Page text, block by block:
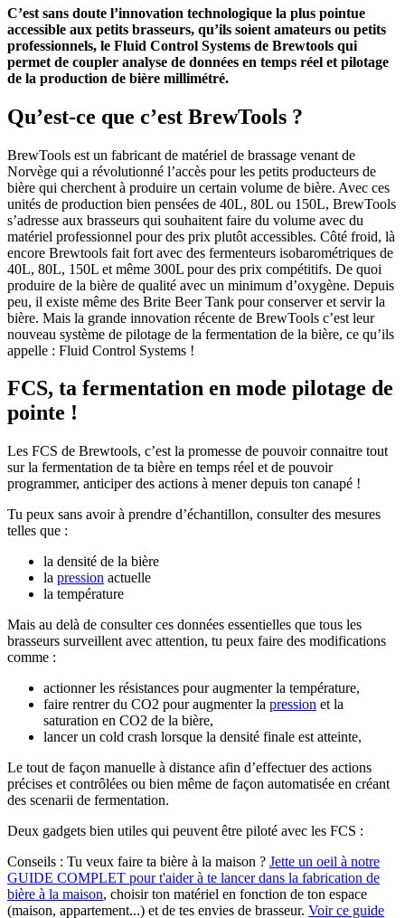
C’est sans doute l’innovation technologique la plus pointue
accessible aux petits brasseurs, qu’ils soient amateurs ou petits
professionnels, le Fluid Control Systems de Brewtools qui
permet de coupler analyse de données en temps réel et pilotage
de la production de bière millimétré.
Qu’est-ce que c’est BrewTools ?
BrewTools est un fabricant de matériel de brassage venant de
Norvège qui a révolutionné l’accès pour les petits producteurs de
bière qui cherchent à produire un certain volume de bière. Avec ces
unités de production bien pensées de 40L, 80L ou 150L, BrewTools
s’adresse aux brasseurs qui souhaitent faire du volume avec du
matériel professionnel pour des prix plutôt accessibles. Côté froid, là
encore Brewtools fait fort avec des fermenteurs isobarométriques de
40L, 80L, 150L et même 300L pour des prix compétitifs. De quoi
produire de la bière de qualité avec un minimum d’oxygène. Depuis
peu, il existe même des Brite Beer Tank pour conserver et servir la
bière. Mais la grande innovation récente de BrewTools c’est leur
nouveau système de pilotage de la fermentation de la bière, ce qu’ils
appelle : Fluid Control Systems !
FCS, ta fermentation en mode pilotage de
pointe !
Les FCS de Brewtools, c’est la promesse de pouvoir connaitre tout
sur la fermentation de ta bière en temps réel et de pouvoir
programmer, anticiper des actions à mener depuis ton canapé !
Tu peux sans avoir à prendre d’échantillon, consulter des mesures
telles que :
la densité de la bière
la pression actuelle
la température
Mais au delà de consulter ces données essentielles que tous les
brasseurs surveillent avec attention, tu peux faire des modifications
comme :
actionner les résistances pour augmenter la température,
faire rentrer du CO2 pour augmenter la pression et la
saturation en CO2 de la bière,
lancer un cold crash lorsque la densité finale est atteinte,
Le tout de façon manuelle à distance afin d’effectuer des actions
précises et contrôlées ou bien même de façon automatisée en créant
des scenarii de fermentation.
Deux gadgets bien utiles qui peuvent être piloté avec les FCS :
Conseils : Tu veux faire ta bière à la maison ? Jette un oeil à notre
GUIDE COMPLET pour t'aider à te lancer dans la fabrication de
bière à la maison, choisir ton matériel en fonction de ton espace
(maison, appartement...) et de tes envies de brasseur. Voir ce guide